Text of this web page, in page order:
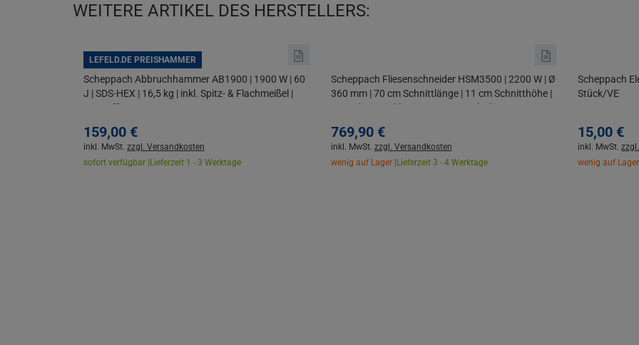
WEITERE ARTIKEL DES HERSTELLERS:
LEFELD.DE PREISHAMMER
Scheppach Abbruchhammer AB1900 | 1900 W | 60
J | SDS-HEX | 16,5 kg | inkl. Spitz- & Flachmeißel |
mit Koffer
159,00 €
inkl. MwSt. zzgl. Versandkosten
sofort verfügbar | Lieferzeit 1 - 3 Werktage
Scheppach Fliesenschneider HSM3500 | 2200 W | Ø
360 mm | 70 cm Schnittlänge | 11 cm Schnitthöhe |
45° Schnitt | inkl. Diamanttrennscheibe
769,90 €
inkl. MwSt. zzgl. Versandkosten
wenig auf Lager | Lieferzeit 3 - 4 Werktage
Scheppach
Stück/VE
15,00 €
inkl. MwSt.
wenig auf Lager |